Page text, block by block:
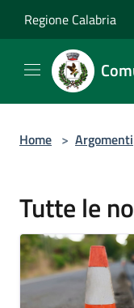
Regione Calabria
Home > Argomenti
Tutte le